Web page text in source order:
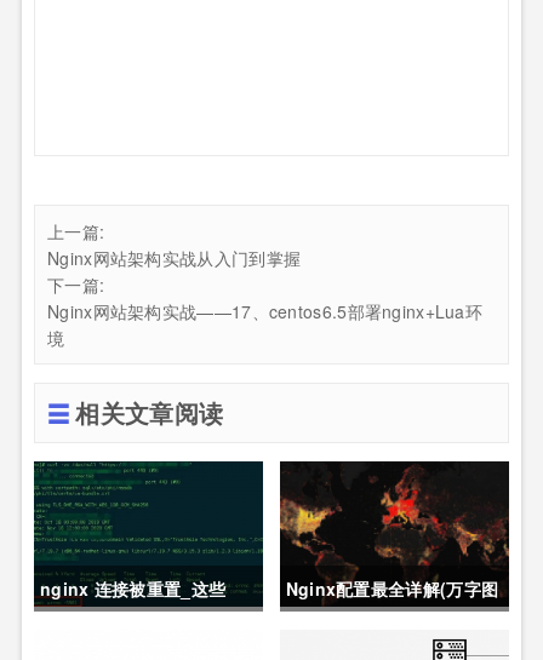
上一篇:
Nginx网站架构实战从入门到掌握
下一篇:
Nginx网站架构实战——17、centos6.5部署nginx+Lua环
境
相关文章阅读
nginx 连接被重置_这些
Nginx配置最全详解(万字图